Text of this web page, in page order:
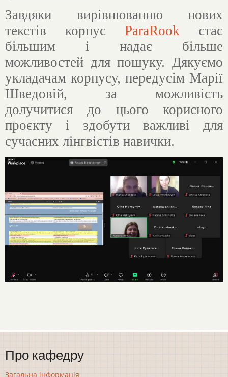
Завдяки вирівнюванню нових
текстів корпус ParaRook стає
більшим і надає більше
можливостей для пошуку. Дякуємо
укладачам корпусу, передусім Марії
Шведовій, за можливість
долучитися до цього корисного
проєкту і здобути важливі для
сучасних лінгвістів навички.
Про кафедру
Загальна інформація